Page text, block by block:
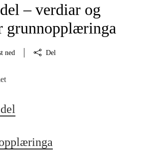
– verdiar og
grunnopplæringa
ned Del